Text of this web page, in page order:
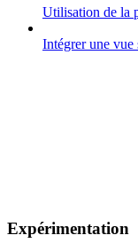
Utilisation de la
Intégrer une vue
Expérimentation